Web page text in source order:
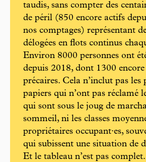
taudis, sans compter des
de péril (850 encore actifs
nos comptages) représentant
délogées en flots continus
Environ 8000 personnes ont
depuis 2018, dont 1300
précaires. Cela n’inclut pas les
papiers qui n’ont pas réclamé
qui sont sous le joug de
sommeil, ni les classes
propriétaires occupant·es,
qui subissent une situation de
Et le tableau n’est pas